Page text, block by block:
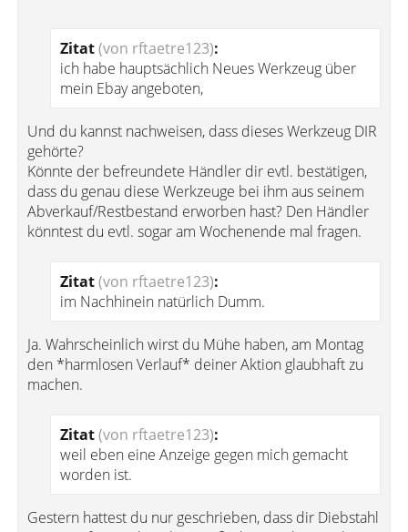
Zitat(von rftaetre123):
ich habe hauptsächlich Neues Werkzeug über
mein Ebay angeboten,
Und du kannst nachweisen, dass dieses Werkzeug DIR
gehörte?
Könnte der befreundete Händler dir evtl. bestätigen,
dass du genau diese Werkzeuge bei ihm aus seinem
Abverkauf/Restbestand erworben hast? Den Händler
könntest du evtl. sogar am Wochenende mal fragen.
Zitat(von rftaetre123):
im Nachhinein natürlich Dumm.
Ja. Wahrscheinlich wirst du Mühe haben, am Montag
den *harmlosen Verlauf* deiner Aktion glaubhaft zu
machen.
Zitat(von rftaetre123):
weil eben eine Anzeige gegen mich gemacht
worden ist.
Gestern hattest du nur geschrieben, dass dir Diebstahl